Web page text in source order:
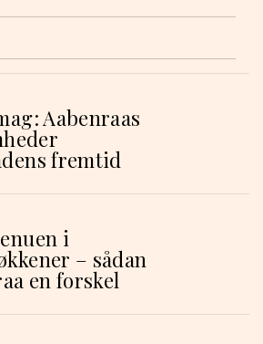
Aabenraas
fremtid
i
– sådan
en forskel